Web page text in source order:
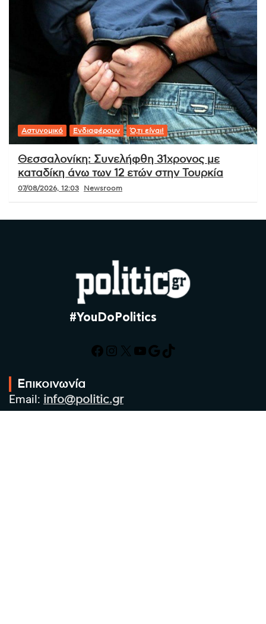
Αστυνομικό Ενδιαφέρουν Ό,τι είναι!
Θεσσαλονίκη: Συνελήφθη 31χρονος με
καταδίκη άνω των 12 ετών στην Τουρκία
07/08/2026, 12:03 Newsroom
#YouDoPolitics
Facebook
Instagram
X YouTube
Google
TikTok
Επικοινωνία
Email: info@politic.gr
Τηλ: